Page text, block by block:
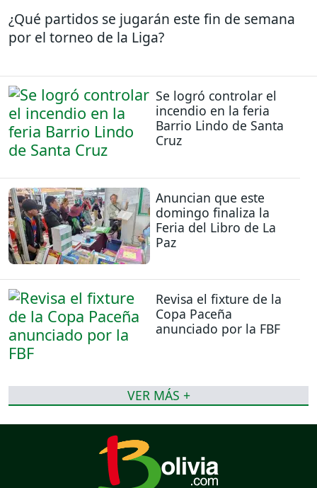
¿Qué partidos se jugarán este fin de semana
por el torneo de la Liga?
Se logró controlar el
incendio en la feria
Barrio Lindo de Santa
Cruz
Anuncian que este
domingo finaliza la
Feria del Libro de La
Paz
Revisa el fixture de la
Copa Paceña
anunciado por la FBF
VER MÁS +